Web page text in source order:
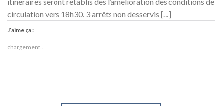
circulation vers 18h30. 3 arrêts non desservis […]
J’aime ça :
chargement…